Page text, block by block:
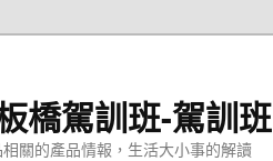
橋駕訓班-駕訓班
關的產品情報，生活大小事的解讀